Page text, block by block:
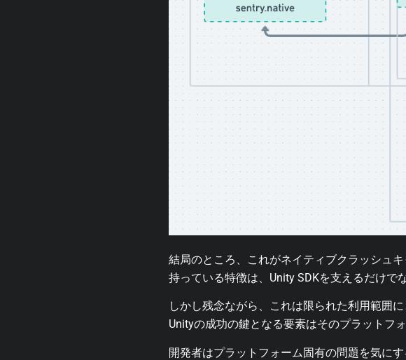
結局のところ、これがネイティブクラッシュ
持っている特徴は、Unity SDKを支えるだけで
しかし残念ながら、これは限られた利用範囲に
Unityの成功の鍵となる要素はそのプラットフ
開発者はプラットフォーム固有の問題を気に